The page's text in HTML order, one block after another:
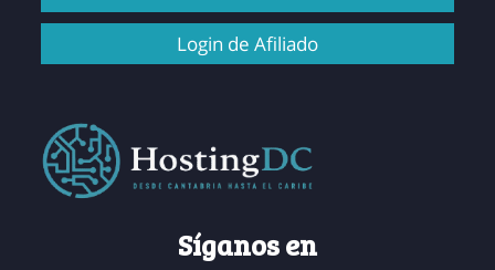
Login de Afiliado
Síganos en